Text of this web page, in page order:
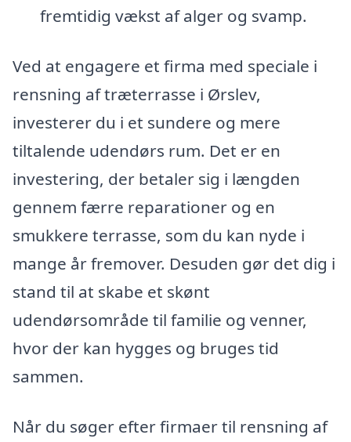
fremtidig vækst af alger og svamp.
Ved at engagere et firma med speciale i
rensning af træterrasse i Ørslev,
investerer du i et sundere og mere
tiltalende udendørs rum. Det er en
investering, der betaler sig i længden
gennem færre reparationer og en
smukkere terrasse, som du kan nyde i
mange år fremover. Desuden gør det dig i
stand til at skabe et skønt
udendørsområde til familie og venner,
hvor der kan hygges og bruges tid
sammen.
Når du søger efter firmaer til rensning af